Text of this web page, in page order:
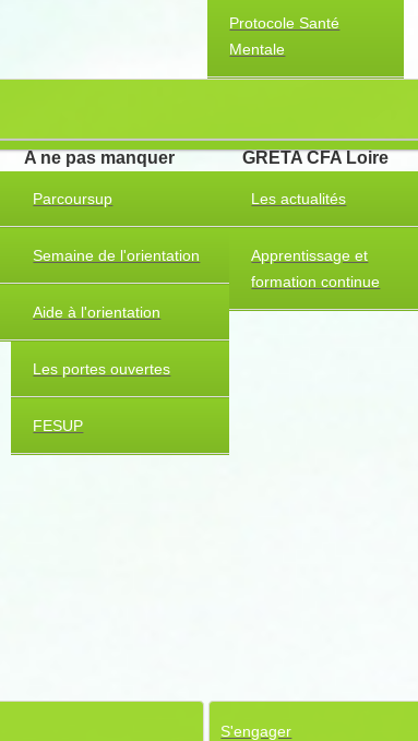
Protocole Santé
Mentale
A ne pas manquer
Parcoursup
Semaine de l'orientation
Aide à l'orientation
Les portes ouvertes
FESUP
GRETA CFA Loire
Les actualités
Apprentissage et
formation continue
S'engager